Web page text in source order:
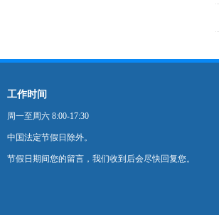
工作时间
周一至周六 8:00-17:30
中国法定节假日除外。
节假日期间您的留言，我们收到后会尽快回复您。